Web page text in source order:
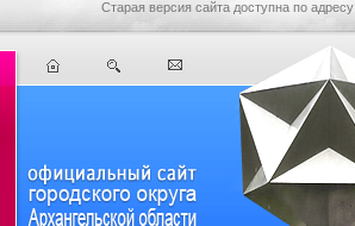
Старая версия сайта доступна по адресу